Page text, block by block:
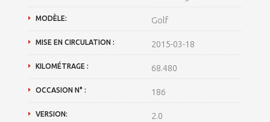
MODÈLE: Golf
MISE EN CIRCULATION : 2015-03-18
KILOMÉTRAGE : 68.480
OCCASION N° : 186
VERSION: 2.0